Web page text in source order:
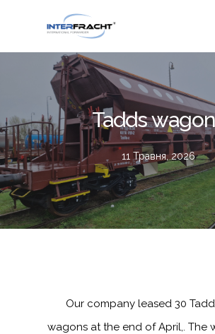
Tadds
11 Травня, 2026
Our company leased 30
wagons at the end of April,. The